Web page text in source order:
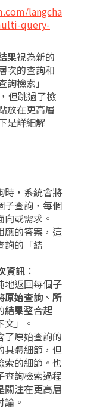
langcha
query-
果視為新的
次的查詢和
檢索」
但跳過了檢
放在更高層
是詳細解
時，系統會將
子查詢，每個
或需求。
應的答案，這
詢的「結
資訊 ：
地返回每個子
原始查詢 、 所
結果整合起
」。
了原始查詢的
具體細節，但
索的細節。也
查詢檢索過程
關注在更高層
。